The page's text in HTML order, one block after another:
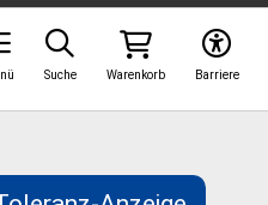
Barriere
Warenkorb
Suche